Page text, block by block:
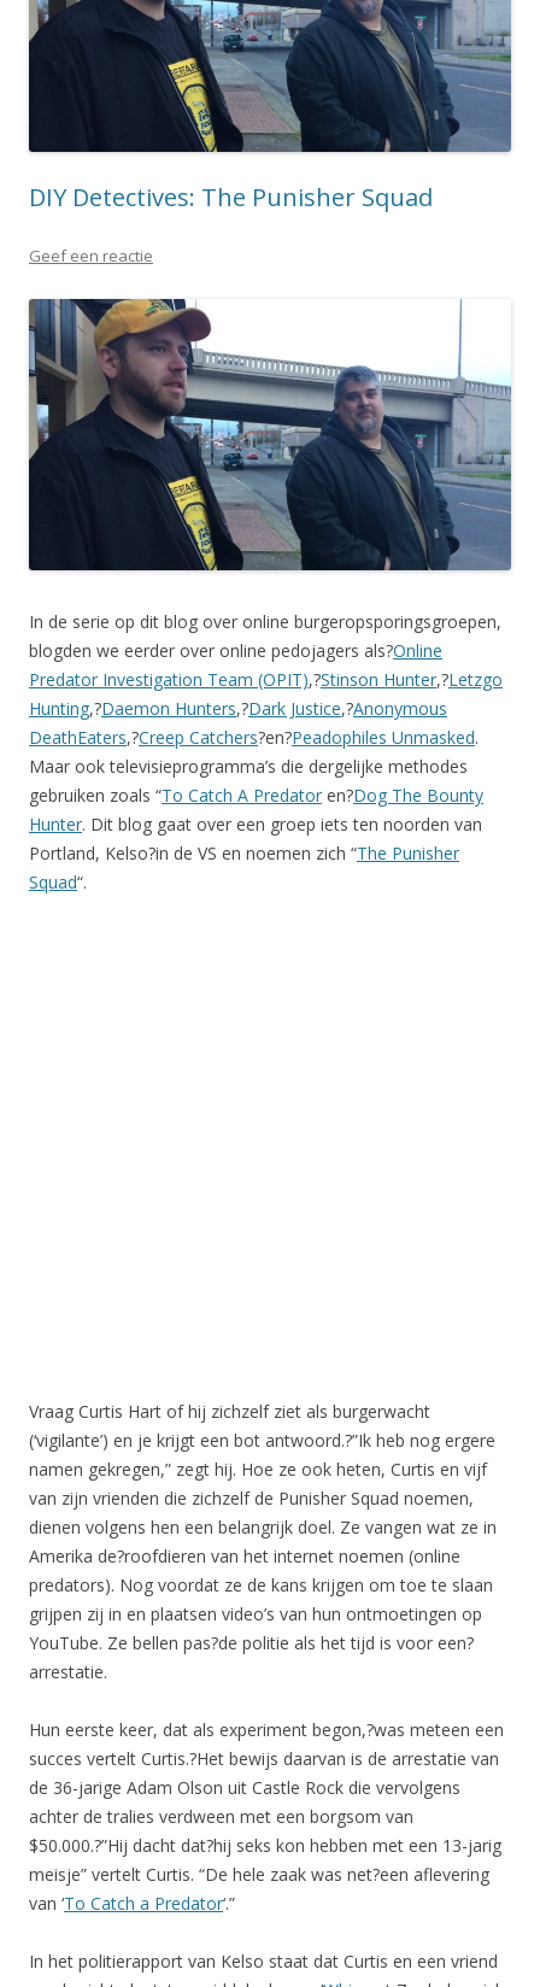
DIY Detectives: The Punisher Squad
Geef een reactie
In de serie op dit blog over online burgeropsporingsgroepen,
blogden we eerder over online pedojagers als?Online
Predator Investigation Team (OPIT),?Stinson Hunter,?Letzgo
Hunting,?Daemon Hunters,?Dark Justice,?Anonymous
DeathEaters,?Creep Catchers?en?Peadophiles Unmasked.
Maar ook televisieprogramma’s die dergelijke methodes
gebruiken zoals “To Catch A Predator en?Dog The Bounty
Hunter. Dit blog gaat over een groep iets ten noorden van
Portland, Kelso?in de VS en noemen zich “The Punisher
Squad“.
Vraag Curtis Hart of hij zichzelf ziet als burgerwacht
(‘vigilante’) en je krijgt een bot antwoord.?”Ik heb nog ergere
namen gekregen,” zegt hij. Hoe ze ook heten, Curtis en vijf
van zijn vrienden die zichzelf de Punisher Squad noemen,
dienen volgens hen een belangrijk doel. Ze vangen wat ze in
Amerika de?roofdieren van het internet noemen (online
predators). Nog voordat ze de kans krijgen om toe te slaan
grijpen zij in en plaatsen video’s van hun ontmoetingen op
YouTube. Ze bellen pas?de politie als het tijd is voor een?
arrestatie.
Hun eerste keer, dat als experiment begon,?was meteen een
succes vertelt Curtis.?Het bewijs daarvan is de arrestatie van
de 36-jarige Adam Olson uit Castle Rock die vervolgens
achter de tralies verdween met een borgsom van
$50.000.?”Hij dacht dat?hij seks kon hebben met een 13-jarig
meisje” vertelt Curtis. “De hele zaak was net?een aflevering
van ‘To Catch a Predator‘.”
In het politierapport van Kelso staat dat Curtis en een vriend